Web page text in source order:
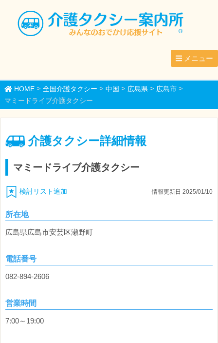
メニュー
HOME> 全国介護タクシー > 中国 > 広島県> 広島市>
マミードライブ介護タクシー
介護タクシー詳細情報
マミードライブ介護タクシー
検討リスト追加 情報更新日 2025/01/10
所在地
広島県広島市安芸区瀬野町
電話番号
082-894-2606
営業時間
7:00～19:00